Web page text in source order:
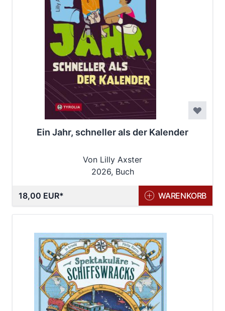
Ein Jahr, schneller als der Kalender
Von Lilly Axster
2026, Buch
18,00 EUR WARENKORB